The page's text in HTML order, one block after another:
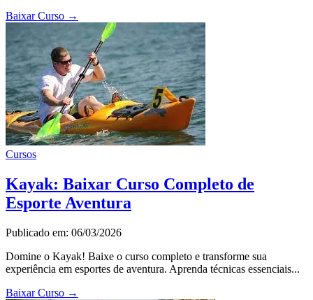
Baixar Curso →
Cursos
Kayak: Baixar Curso Completo de
Esporte Aventura
Publicado em: 06/03/2026
Domine o Kayak! Baixe o curso completo e transforme sua
experiência em esportes de aventura. Aprenda técnicas essenciais...
Baixar Curso →